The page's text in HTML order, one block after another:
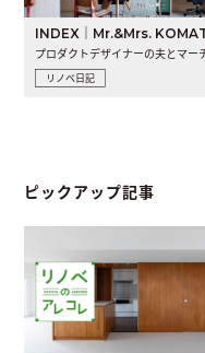
リノベ日記
ピックアップ記事